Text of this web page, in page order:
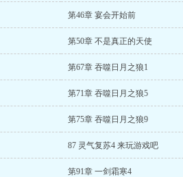
第46章 宴会开始前
第50章 不是真正的天使
第67章 吞噬日月之狼1
第71章 吞噬日月之狼5
第75章 吞噬日月之狼9
87 灵气复苏4 来玩游戏吧
第91章 一剑霜寒4